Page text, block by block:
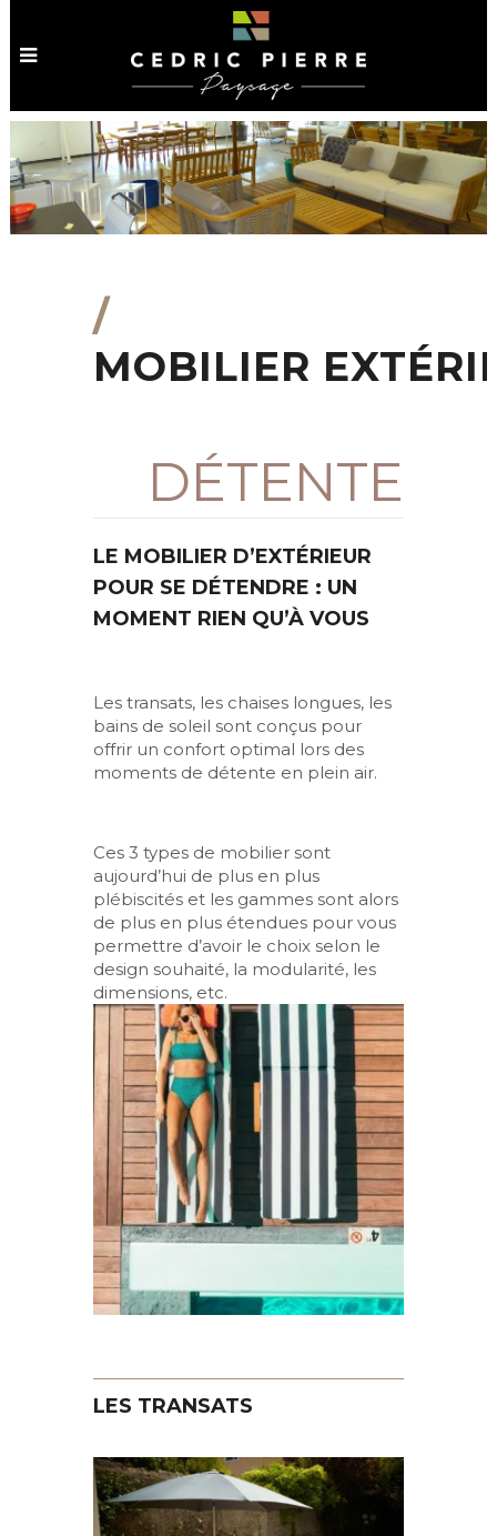
/
MOBILIER
DÉTENTE
LE MOBILIER D’EXTÉRIEUR
POUR SE DÉTENDRE : UN
MOMENT RIEN QU’À VOUS
Les transats, les chaises longues, les
bains de soleil sont conçus pour
offrir un confort optimal lors des
moments de détente en plein air.
Ces 3 types de mobilier sont
aujourd’hui de plus en plus
plébiscités et les gammes sont alors
de plus en plus étendues pour vous
permettre d’avoir le choix selon le
design souhaité, la modularité, les
dimensions, etc.
LES TRANSATS